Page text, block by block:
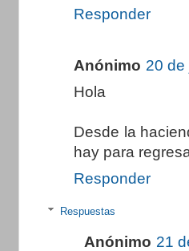
Responder
Anónimo 20 de
Hola
Desde la
hay para
Responder
Respuestas
Anónimo 21